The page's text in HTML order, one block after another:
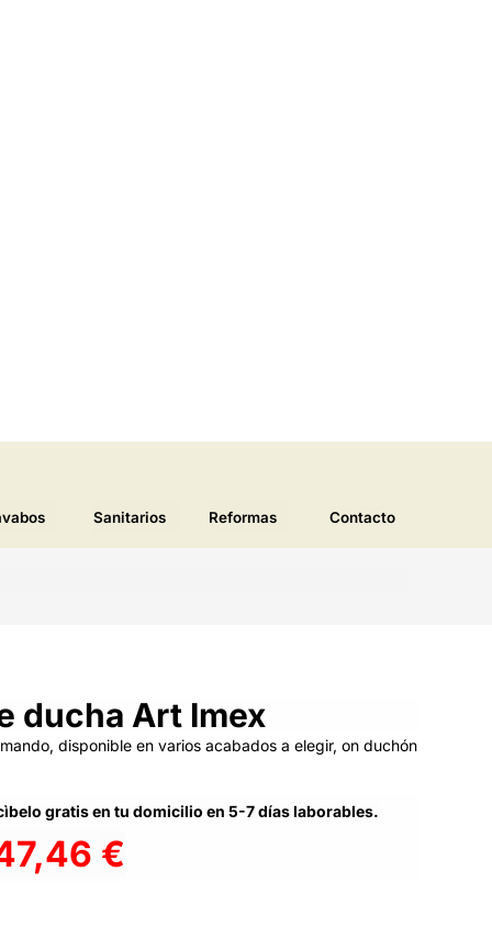
Sanitarios Reformas Contacto
ducha Art Imex
disponible en varios acabados a elegir, on duchón
gratis en tu domicilio en 5-7 días laborables.
€